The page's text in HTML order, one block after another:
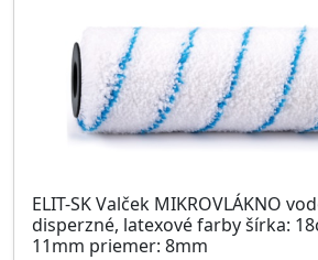
ELIT-SK Valček MIKROVLÁKNO
disperzné, latexové farby šírka:
11mm priemer: 8mm